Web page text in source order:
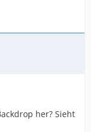
her? Sieht